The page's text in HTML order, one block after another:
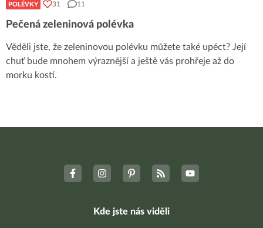
POLÉVKY 31 11
Pečená zeleninová polévka
Věděli jste, že zeleninovou polévku můžete také upéct? Její
chuť bude mnohem výraznější a ještě vás prohřeje až do
morku kostí.
Kde jste nás viděli